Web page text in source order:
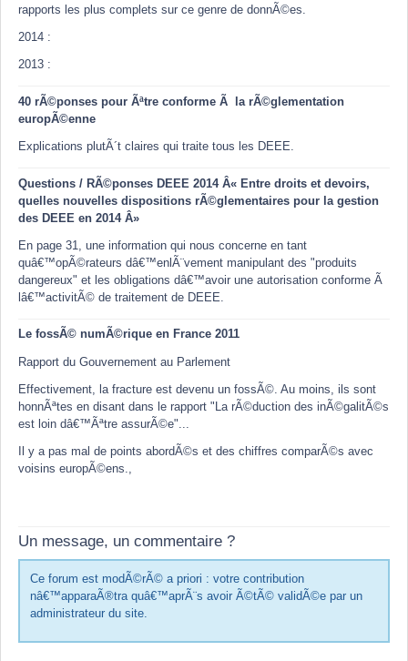
rapports les plus complets sur ce genre de donnÃ©es.
2014 :
2013 :
40 rÃ©ponses pour Ãªtre conforme Ã la rÃ©glementation
europÃ©enne
Explications plutÃ´t claires qui traite tous les DEEE.
Questions / RÃ©ponses DEEE 2014 Â« Entre droits et devoirs,
quelles nouvelles dispositions rÃ©glementaires pour la gestion
des DEEE en 2014 Â»
En page 31, une information qui nous concerne en tant
quâ€™opÃ©rateurs dâ€™enlÃ¨vement manipulant des "produits
dangereux" et les obligations dâ€™avoir une autorisation conforme Ã
lâ€™activitÃ© de traitement de DEEE.
Le fossÃ© numÃ©rique en France 2011
Rapport du Gouvernement au Parlement
Effectivement, la fracture est devenu un fossÃ©. Au moins, ils sont
honnÃªtes en disant dans le rapport "La rÃ©duction des inÃ©galitÃ©s
est loin dâ€™Ãªtre assurÃ©e"...
Il y a pas mal de points abordÃ©s et des chiffres comparÃ©s avec
voisins europÃ©ens.,
Un message, un commentaire ?
Ce forum est modÃ©rÃ© a priori : votre contribution
nâ€™apparaÃ®tra quâ€™aprÃ¨s avoir Ã©tÃ© validÃ©e par un
administrateur du site.